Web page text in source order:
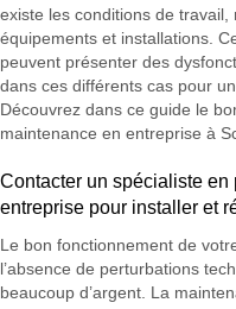
existe les conditions de
équipements et installations.
peuvent présenter des
dans ces différents cas pour
Découvrez dans ce guide le
maintenance en entreprise à
Contacter un spécialiste en
entreprise pour installer et
Le bon fonctionnement de
l’absence de perturbations
beaucoup d’argent. La